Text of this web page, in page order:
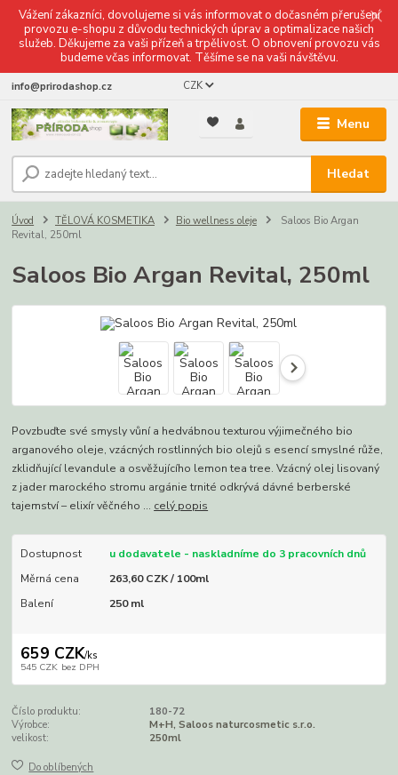
Vážení zákazníci, dovolujeme si vás informovat o dočasném přerušení
provozu e-shopu z důvodu technických úprav a optimalizace našich
služeb. Děkujeme za vaši přízeň a trpělivost. O obnovení provozu vás
budeme včas informovat. Těšíme se na vaši návštěvu.
Menu
CZK
Hledat
info@prirodashop.cz
Úvod TĚLOVÁ KOSMETIKA Bio wellness oleje
Saloos Bio Argan
Revital, 250ml
Saloos Bio Argan Revital, 250ml
Povzbuďte své smysly vůní a hedvábnou texturou výjimečného bio
arganového oleje, vzácných rostlinných bio olejů s esencí smyslné růže,
zklidňující levandule a osvěžujícího lemon tea tree. Vzácný olej lisovaný
z jader marockého stromu argánie trnité odkrývá dávné berberské
tajemství – elixír věčného ... celý popis
Dostupnost
u dodavatele - naskladníme do 3 pracovních dnů
Měrná cena
263,60 CZK / 100ml
Balení
250 ml
659 CZK/ks
545 CZK bez DPH
Číslo produktu:
180-72
Výrobce:
M+H, Saloos naturcosmetic s.r.o.
velikost:
250ml
Do oblíbených